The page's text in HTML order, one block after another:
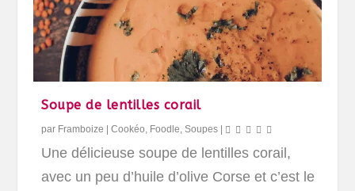
Soupe de lentilles corail
par Framboize |Cookéo, Foodle,Soupes
Une délicieuse soupe de lentilles corail,
avec un peu d’huile d’olive Corse et c’est le